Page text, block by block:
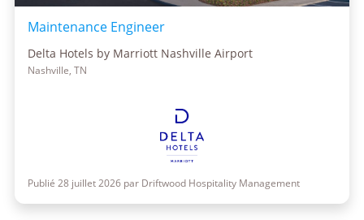
Maintenance Engineer
Delta Hotels by Marriott Nashville Airport
Nashville, TN
Publié 28 juillet 2026 par Driftwood Hospitality Management